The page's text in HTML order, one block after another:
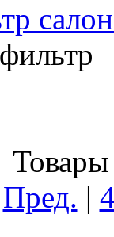
Пред. |